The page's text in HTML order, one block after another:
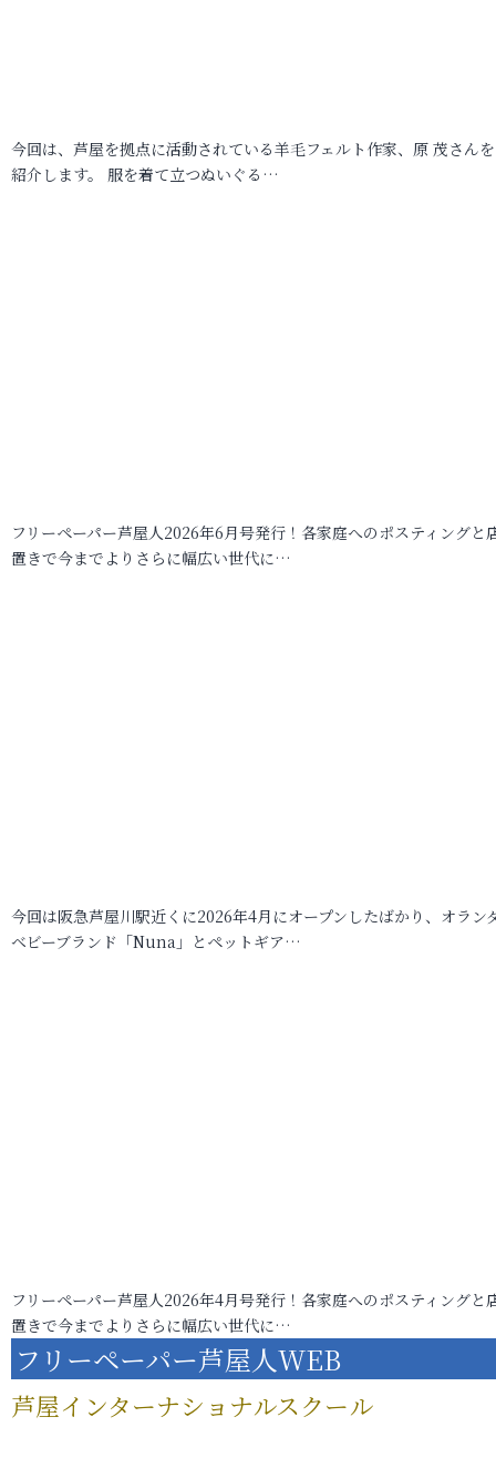
今回は、芦屋を拠点に活動されている羊毛フェルト作家、原 茂さん
紹介します。 服を着て立つぬいぐる…
フリーペーパー芦屋人2026年6月号発行！各家庭へのポスティングと
置きで今までよりさらに幅広い世代に…
今回は阪急芦屋川駅近くに2026年4月にオープンしたばかり、オラン
ベビーブランド「Nuna」とペットギア…
フリーペーパー芦屋人2026年4月号発行！各家庭へのポスティングと
置きで今までよりさらに幅広い世代に…
フリーペーパー芦屋人WEB
芦屋インターナショナルスクール